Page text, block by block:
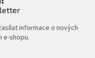
informace o nových
e-shopu.